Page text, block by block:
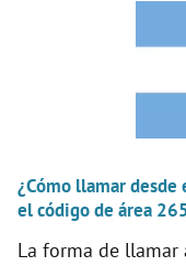
¿Cómo llamar
el código de área
La forma de llamar